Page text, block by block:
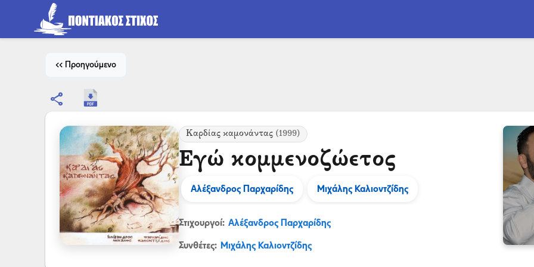
<< Προηγούμενο
share
Καρδίας καμονάντας (1999)
Εγώ κομμενοζώετος
Αλέξανδρος Παρχαρίδης Μιχάλης Καλιοντζίδης
Στιχουργοί: Αλέξανδρος Παρχαρίδης
Συνθέτες: Μιχάλης Καλιοντζίδης